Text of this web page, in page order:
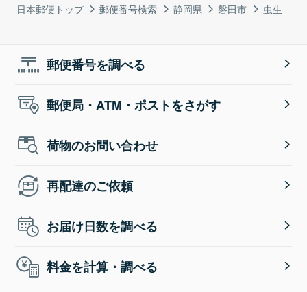
日本郵便トップ 郵便番号検索 静岡県 磐田市 虫生
郵便番号を調べる
郵便局・ATM・ポストをさがす
荷物のお問い合わせ
再配達のご依頼
お届け日数を調べる
料金を計算・調べる